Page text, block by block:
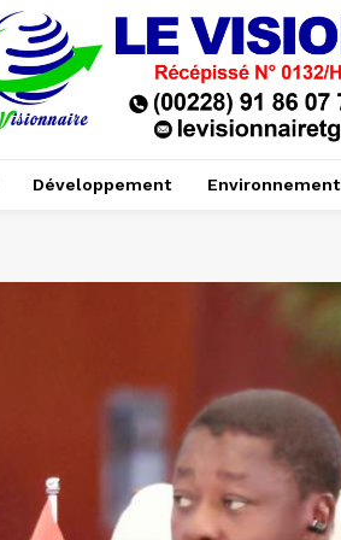
Développement Environnement